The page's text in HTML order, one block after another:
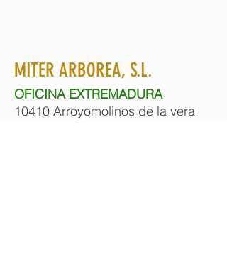
MITER ARBOREA, S.L.
OFICINA EXTREMADURA
10410 Arroyomolinos de la vera